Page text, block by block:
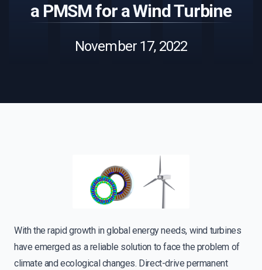
a PMSM for a Wind Turbine
November 17, 2022
With the rapid growth in global energy needs, wind turbines
have emerged as a reliable solution to face the problem of
climate and ecological changes. Direct-drive permanent